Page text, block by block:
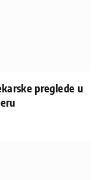
preglede u